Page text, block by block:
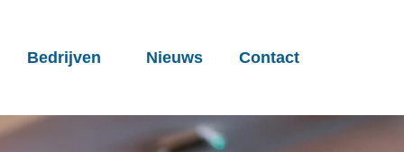
Bedrijven Nieuws Contact